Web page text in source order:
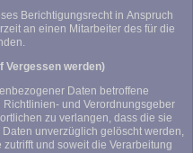
Berichtigungsrecht in Anspruch
an einen Mitarbeiter des für die
Vergessen werden)
Daten betroffene
und Verordnungsgeber
zu verlangen, dass die sie
unverzüglich gelöscht werden,
und soweit die Verarbeitung